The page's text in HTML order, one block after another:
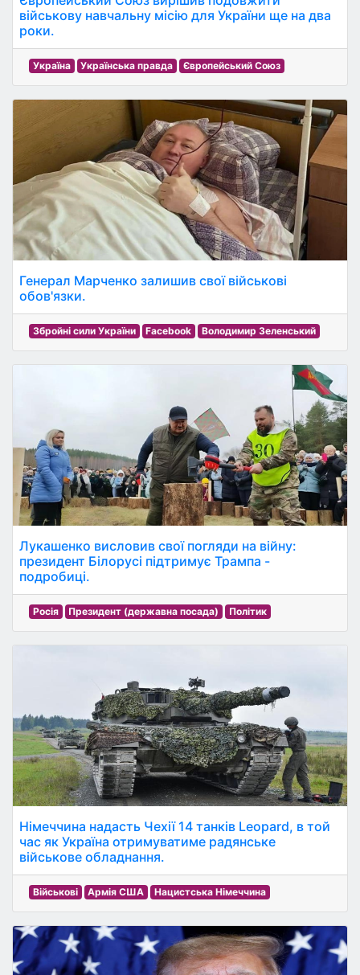
військову навчальну місію для України ще на два
роки.
Україна Українська правда Європейський Союз
Генерал Марченко залишив свої військові
обов'язки.
Збройні сили України Facebook Володимир Зеленський
Лукашенко висловив свої погляди на війну:
президент Білорусі підтримує Трампа -
подробиці.
Росія Президент (державна посада) Політик
Німеччина надасть Чехії 14 танків Leopard, в той
час як Україна отримуватиме радянське
військове обладнання.
Військові Армія США Нацистська Німеччина